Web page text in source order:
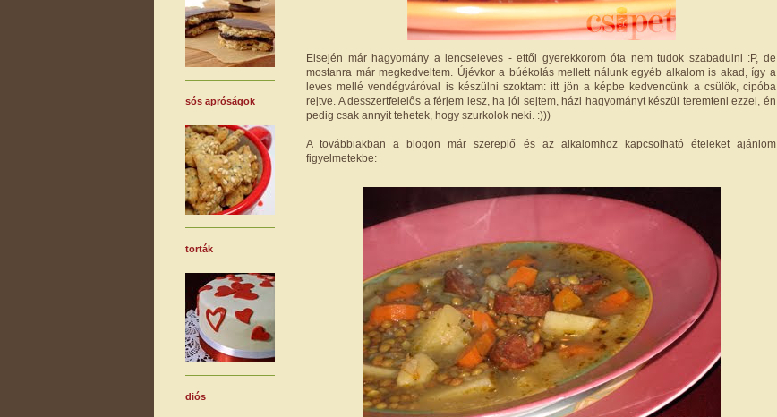
Elsején már hagyomány a lencseleves - ettől gyerekkorom óta nem tudok szabadulni :P, de
mostanra már megkedveltem. Újévkor a búékolás mellett nálunk egyéb alkalom is akad, így a
leves mellé vendégváróval is készülni szoktam: itt jön a képbe kedvencünk a csülök, cipóba
rejtve. A desszertfelelős a férjem lesz, ha jól sejtem, házi hagyományt készül teremteni ezzel, én
pedig csak annyit tehetek, hogy szurkolok neki. :)))
A továbbiakban a blogon már szereplő és az alkalomhoz kapcsolható ételeket ajánlom
figyelmetekbe:
sós apróságok
torták
diós